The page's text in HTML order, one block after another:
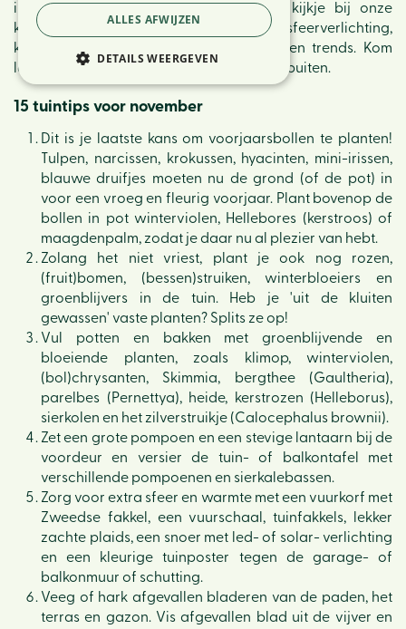
in Den Haag. Neem dan meteen een kijkje bij onze
kerstafdeling, deze staat en hangt nu vol sfeerverlichting,
kerstdecoraties in de nieuwste kleuren en trends. Kom
langs en doe inspiratie op voor binnen en buiten.
15 tuintips voor november
Dit is je laatste kans om voorjaarsbollen te planten!
Tulpen, narcissen, krokussen, hyacinten, mini-irissen,
blauwe druifjes moeten nu de grond (of de pot) in
voor een vroeg en fleurig voorjaar. Plant bovenop de
bollen in pot winterviolen, Hellebores (kerstroos) of
maagdenpalm, zodat je daar nu al plezier van hebt.
Zolang het niet vriest, plant je ook nog rozen,
(fruit)bomen, (bessen)struiken, winterbloeiers en
groenblijvers in de tuin. Heb je 'uit de kluiten
gewassen' vaste planten? Splits ze op!
Vul potten en bakken met groenblijvende en
bloeiende planten, zoals klimop, winterviolen,
(bol)chrysanten, Skimmia, bergthee (Gaultheria),
parelbes (Pernettya), heide, kerstrozen (Helleborus),
sierkolen en het zilverstruikje (Calocephalus brownii).
Zet een grote pompoen en een stevige lantaarn bij de
voordeur en versier de tuin- of balkontafel met
verschillende pompoenen en sierkalebassen.
Zorg voor extra sfeer en warmte met een vuurkorf met
Zweedse fakkel, een vuurschaal, tuinfakkels, lekker
zachte plaids, een snoer met led- of solar- verlichting
en een kleurige tuinposter tegen de garage- of
balkonmuur of schutting.
Veeg of hark afgevallen bladeren van de paden, het
terras en gazon. Vis afgevallen blad uit de vijver en
ALLES AFWIJZEN
DETAILS WEERGEVEN